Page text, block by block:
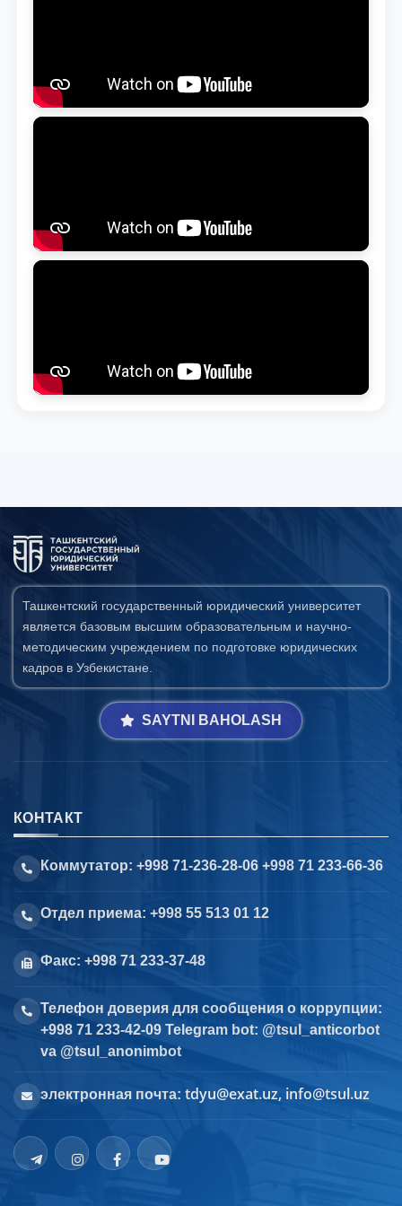
Ташкентский государственный юридический университет
является базовым высшим образовательным и научно-
методическим учреждением по подготовке юридических
кадров в Узбекистане.
SAYTNI BAHOLASH
КОНТАКТ
Коммутатор: +998 71-236-28-06 +998 71 233-66-36
Отдел приема: +998 55 513 01 12
Факс: +998 71 233-37-48
Телефон доверия для сообщения о коррупции:
+998 71 233-42-09 Telegram bot: @tsul_anticorbot
va @tsul_anonimbot
электронная почта: tdyu@exat.uz, info@tsul.uz